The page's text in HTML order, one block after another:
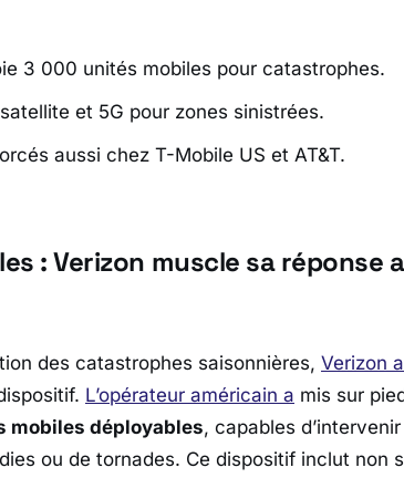
3 000 unités mobiles pour catastrophes.
et 5G pour zones sinistrées.
aussi chez T-Mobile US et AT&T.
: Verizon muscle sa réponse
des catastrophes saisonnières, Verizon
L’opérateur américain a mis sur
mobiles déployables, capables
ou de tornades. Ce dispositif inclut non